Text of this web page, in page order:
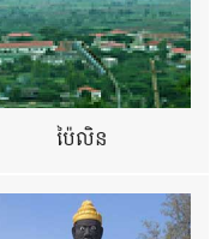
ប៉ៃលិន